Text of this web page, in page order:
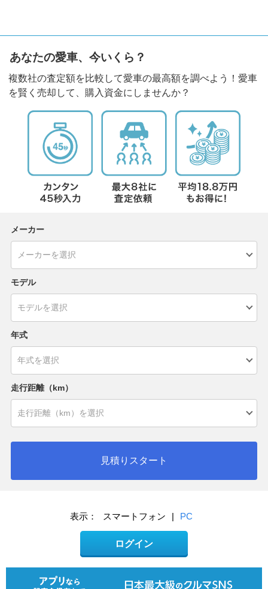
あなたの愛車、今いくら？
複数社の査定額を比較して愛車の最高額を調べよう！愛車
を賢く売却して、購入資金にしませんか？
メーカー
モデル
年式
走行距離（km）
見積りスタート
表示： スマートフォン | PC
ログイン